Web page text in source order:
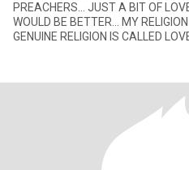
PREACHERS... JUST A BIT OF
WOULD BE BETTER... MY
GENUINE RELIGION IS CALLED